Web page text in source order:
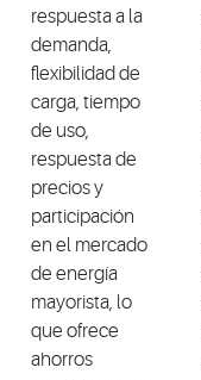
respuesta a la
demanda,
flexibilidad de
carga, tiempo
de uso,
respuesta de
precios y
participación
en el mercado
de energía
mayorista, lo
que ofrece
ahorros